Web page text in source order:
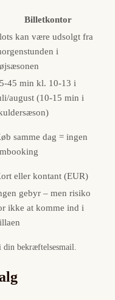
Billetkontor
kan være udsolgt fra
i
45 min kl. 10-13 i
august (10-15 min i
samme dag = ingen
eller kontant (EUR)
gebyr – men risiko
ikke at komme ind i
bekræftelsesmail.